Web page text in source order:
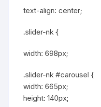
text-align: center;
.slider-nk {
width: 698px;
.slider-nk #carousel {
width: 665px;
height: 140px;